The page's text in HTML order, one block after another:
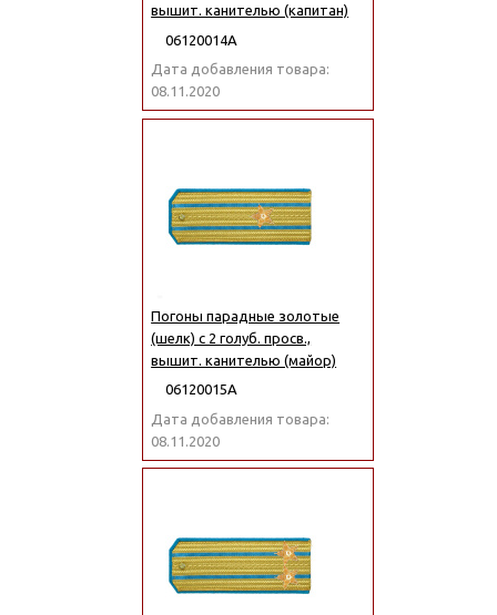
вышит. канителью (капитан)
06120014А
Дата добавления товара:
08.11.2020
Погоны парадные золотые
(шелк) с 2 голуб. просв.,
вышит. канителью (майор)
06120015А
Дата добавления товара:
08.11.2020